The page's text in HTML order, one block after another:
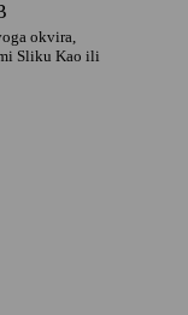
okvira,
Sliku Kao ili